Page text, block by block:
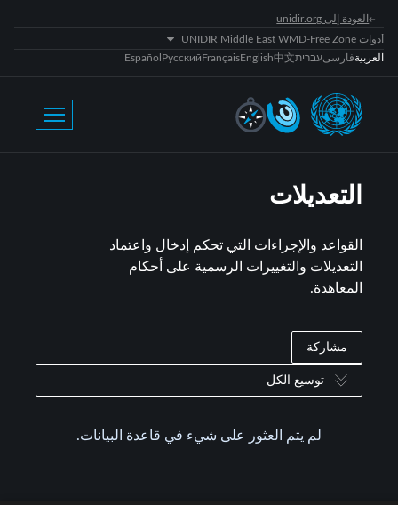
العودة إلى unidir.org
أدوات UNIDIR Middle East WMD-Free Zone
العربيةفارسیעברית中文
English
Français
Русский
Español
التعديلات
القواعد والإجراءات التي تحكم إدخال واعتماد
التعديلات والتغييرات الرسمية على أحكام
المعاهدة.
مشاركة
توسيع الكل
لم يتم العثور على شيء في قاعدة البيانات.